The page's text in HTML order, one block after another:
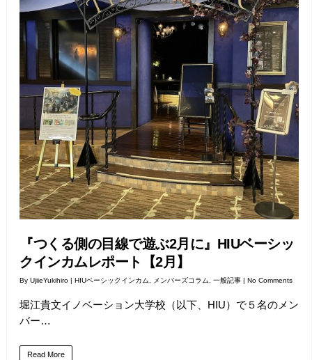
『つくる側の目線で遊ぶ2月に』HIUベーシッ
クインカムレポート【2月】
By UjiieYukihiro HIUベーシックインカム, メンバーズコラム, 一般記事 No Comments
堀江貴文イノベーション大学校（以下、HIU）で５名のメン
バー…
Read More